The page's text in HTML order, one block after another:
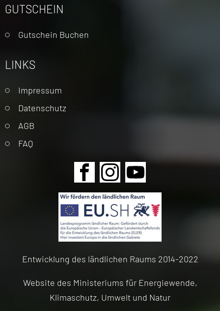
GUTSCHEIN
Gutschein Buchen
LINKS
Navigation
überspringen
Impressum
Datenschutz
AGB
FAQ
Navigation
überspringen
Entwicklung des ländlichen Raums 2014-2022
Website des Ministeriums für Energiewende,
Klimaschutz, Umwelt und Natur